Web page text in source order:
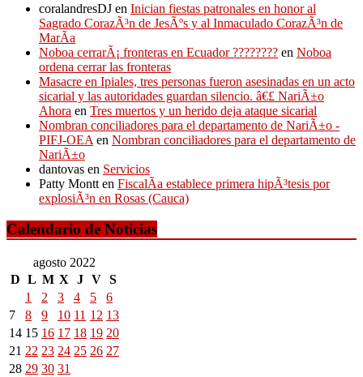
coralandresDJ en Inician fiestas patronales en honor al
Sagrado CorazÃ³n de JesÃºs y al Inmaculado CorazÃ³n de
MarÃ­a
Noboa cerrarÃ¡ fronteras en Ecuador ???????? en Noboa
ordena cerrar las fronteras
Masacre en Ipiales, tres personas fueron asesinadas en un acto
sicarial y las autoridades guardan silencio. â€£ NariÃ±o
Ahora en Tres muertos y un herido deja ataque sicarial
Nombran conciliadores para el departamento de NariÃ±o -
PIFJ-OEA en Nombran conciliadores para el departamento de
NariÃ±o
dantovas en Servicios
Patty Montt en FiscalÃ­a establece primera hipÃ³tesis por
explosiÃ³n en Rosas (Cauca)
Calendario de Noticias
agosto 2022
D L M X J V S
1
2 3 4 5
6
7
8 9 10 11 12 13
14 15 16 17 18 19 20
21 22 23 24 25 26 27
28 29 30 31